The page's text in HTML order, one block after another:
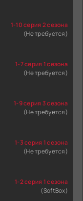
1-10 серия 2 сезона
(Не требуется)
1-7 серия 1 сезона
(Не требуется)
1-9 серия 3 сезона
(Не требуется)
1-3 серия 1 сезона
(Не требуется)
1-2 серия 1 сезона
(SoftBox)